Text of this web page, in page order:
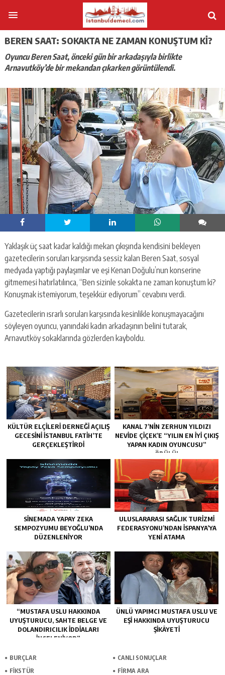
BEREN SAAT: SOKAKTA NE ZAMAN KONUŞTUM KI?
Oyuncu Beren Saat, önceki gün bir arkadaşıyla birlikte
Arnavutköy’de bir mekandan çıkarken görüntülendi.
Yaklaşık üç saat kadar kaldığı mekan çıkışında kendisini bekleyen
gazetecilerin soruları karşısında sessiz kalan Beren Saat, sosyal
medyada yaptığı paylaşımlar ve eşi Kenan Doğulu’nun konserine
gitmemesi hatırlatılınca, “Ben sizinle sokakta ne zaman konuştum ki?
Konuşmak istemiyorum, teşekkür ediyorum” cevabını verdi.
Gazetecilerin ısrarlı soruları karşısında kesinlikle konuşmayacağını
söyleyen oyuncu, yanındaki kadın arkadaşının belini tutarak,
Arnavutköy sokaklarında gözlerden kayboldu.
KÜLTÜR ELÇILERI DERNEĞI AÇILIŞ
GECESINI İSTANBUL FATIH’TE
GERÇEKLEŞTIRDI
KANAL 7’NİN ZERHUN YILDIZI
NEVİDE ÇİÇEK’E “YILIN EN İYİ ÇIKIŞ
YAPAN KADIN OYUNCUSU”
ÖDÜLÜ!
SINEMADA YAPAY ZEKA
SEMPOZYUMU BEYOĞLU’NDA
DÜZENLENIYOR
ULUSLARARASI SAĞLIK TURIZMI
FEDERASYONU’NDAN İSPANYA’YA
YENI ATAMA
“MUSTAFA USLU HAKKINDA
UYUŞTURUCU, SAHTE BELGE VE
DOLANDIRICILIK İDDIALARI
İNCELENIYOR”
ÜNLÜ YAPIMCI MUSTAFA USLU VE
EŞI HAKKINDA UYUŞTURUCU
ŞIKÂYETI
BURÇLAR
CANLI SONUÇLAR
FİKSTÜR
FİRMA ARA